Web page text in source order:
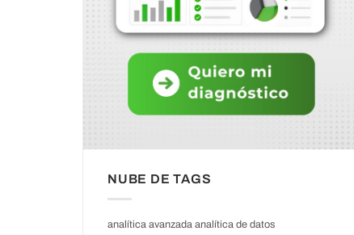
NUBE DE TAGS
analítica avanzada analítica de datos